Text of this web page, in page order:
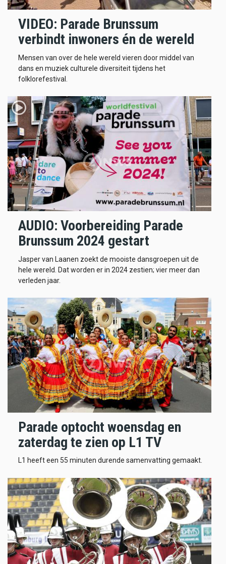
VIDEO: Parade Brunssum
verbindt inwoners én de wereld
Mensen van over de hele wereld vieren door middel van
dans en muziek culturele diversiteit tijdens het
folklorefestival.
AUDIO: Voorbereiding Parade
Brunssum 2024 gestart
Jasper van Laanen zoekt de mooiste dansgroepen uit de
hele wereld. Dat worden er in 2024 zestien; vier meer dan
verleden jaar.
Parade optocht woensdag en
zaterdag te zien op L1 TV
L1 heeft een 55 minuten durende samenvatting gemaakt.